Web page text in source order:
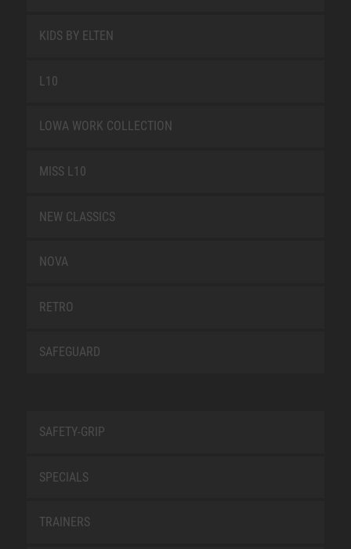
KIDS BY ELTEN
L10
LOWA WORK COLLECTION
MISS L10
NEW CLASSICS
NOVA
RETRO
SAFEGUARD
SAFETY-GRIP
SPECIALS
TRAINERS